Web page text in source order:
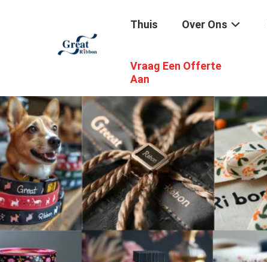
Thuis Over Ons
Vraag Een Offerte
Aan